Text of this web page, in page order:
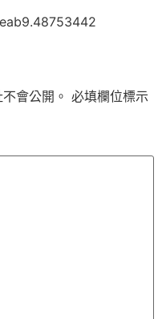
會公開。 必填欄位標示